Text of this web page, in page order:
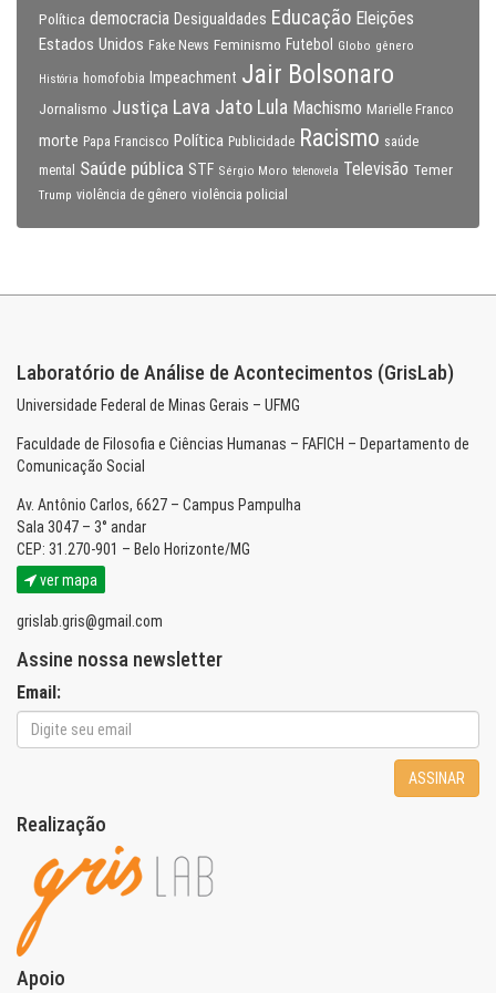
Política democracia Desigualdades Educação Eleições
Estados Unidos Fake News Feminismo Futebol Globo gênero
História homofobia Impeachment Jair Bolsonaro
Jornalismo Justiça Lava Jato Lula Machismo Marielle Franco
morte Papa Francisco Política Publicidade Racismo saúde
mental
Saúde pública STF Sérgio Moro telenovela Televisão Temer
Trump violência de gênero violência policial
Laboratório de Análise de Acontecimentos (GrisLab)
Universidade Federal de Minas Gerais – UFMG
Faculdade de Filosofia e Ciências Humanas – FAFICH – Departamento de
Comunicação Social
Av. Antônio Carlos, 6627 – Campus Pampulha
Sala 3047 – 3° andar
CEP: 31.270-901 – Belo Horizonte/MG
ver mapa
grislab.gris@gmail.com
Assine nossa newsletter
Email:
ASSINAR
Realização
Apoio